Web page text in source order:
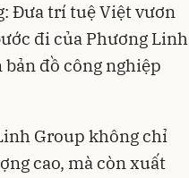
Đưa trí tuệ Việt vươn
đi của Phương Linh
đồ công nghiệp
Group không chỉ
cao, mà còn xuất